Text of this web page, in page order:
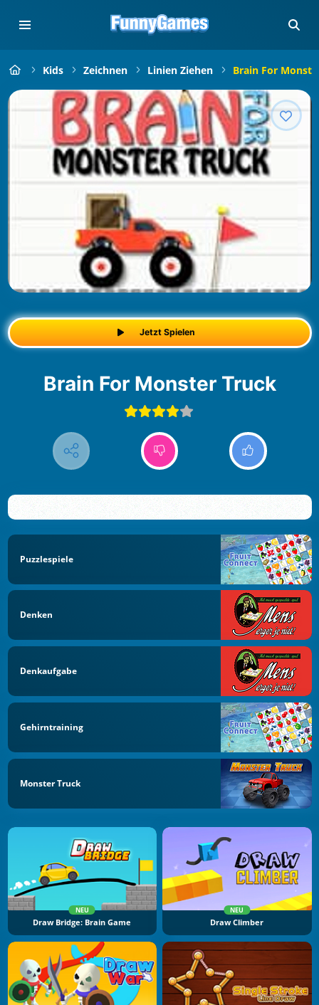
Kids Zeichnen Linien Ziehen Brain For
Jetzt Spielen
Brain For Monster Truck
Puzzlespiele
Denken
Denkaufgabe
Gehirntraining
Monster Truck
NEU
Draw Bridge: Brain Game
NEU
Draw Climber